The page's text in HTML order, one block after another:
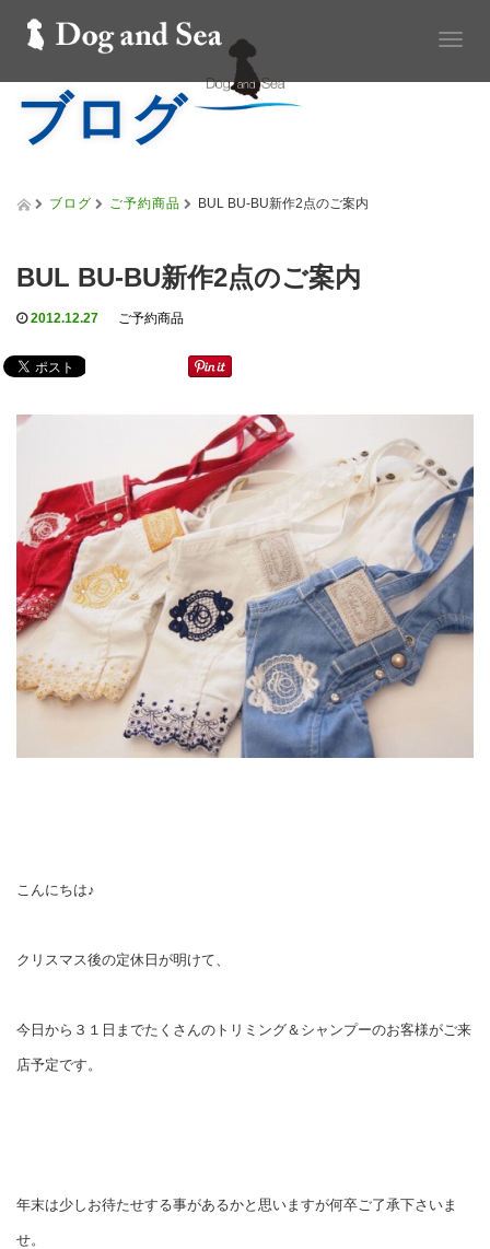
T
g
ブログ
ブログ ご予約商品 BUL BU-BU新作2点のご案内
BUL BU-BU新作2点のご案内
2012.12.27 ご予約商品
こんにちは♪
クリスマス後の定休日が明けて、
今日から３１日までたくさんのトリミング＆シャンプーのお客様がご来
店予定です。
年末は少しお待たせする事があるかと思いますが何卒ご了承下さいま
せ。